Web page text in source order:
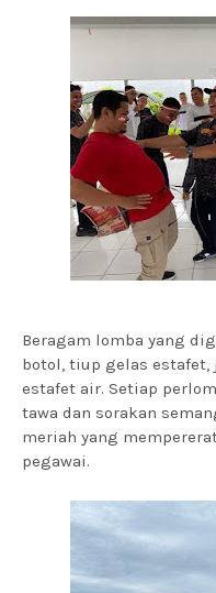
Beragam lomba yang
botol, tiup gelas estafet,
estafet air. Setiap
tawa dan sorakan
meriah yang
pegawai.